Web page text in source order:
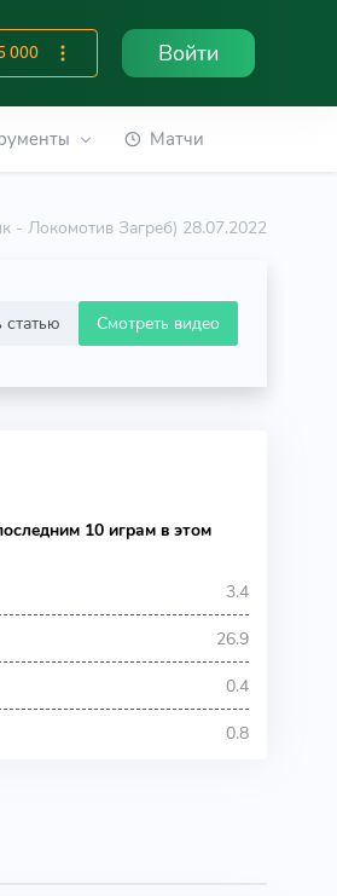
000 Войти
Матчи
- Локомотив Загреб) 28.07.2022
статью Смотреть видео
10 играм в этом
3.4
26.9
0.4
0.8